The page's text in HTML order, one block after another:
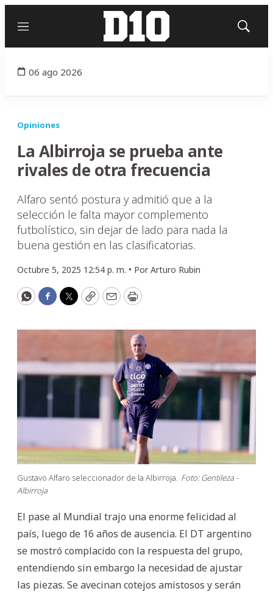
Menú
Mostrar
06 ago 2026
Opiniones
La Albirroja se prueba ante
rivales de otra frecuencia
Alfaro sentó postura y admitió que a la
selección le falta mayor complemento
futbolístico, sin dejar de lado para nada la
buena gestión en las clasificatorias.
Octubre 5, 2025 12:54 p. m. • PorArturo Rubin
WhatsApp
Facebook
Twitter
CopyEmailPrint
Gustavo Alfaro seleccionador de la Albirroja. Foto: Gentileza -
Albirroja
El pase al Mundial trajo una enorme felicidad al
país, luego de 16 años de ausencia. El DT argentino
se mostró complacido con la respuesta del grupo,
entendiendo sin embargo la necesidad de ajustar
las piezas. Se avecinan cotejos amistosos y serán